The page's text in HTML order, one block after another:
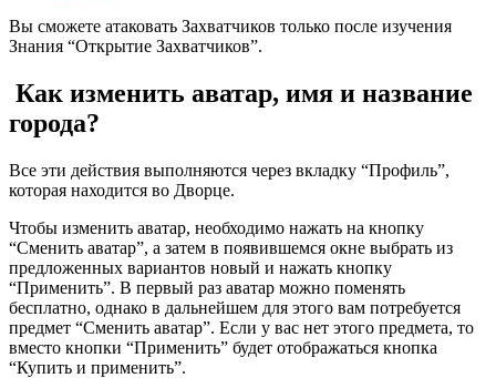
Вы сможете атаковать Захватчиков только после изучения
Знания “Открытие Захватчиков”.
Как изменить аватар, имя и название
города?
Все эти действия выполняются через вкладку “Профиль”,
которая находится во Дворце.
Чтобы изменить аватар, необходимо нажать на кнопку
“Сменить аватар”, а затем в появившемся окне выбрать из
предложенных вариантов новый и нажать кнопку
“Применить”. В первый раз аватар можно поменять
бесплатно, однако в дальнейшем для этого вам потребуется
предмет “Сменить аватар”. Если у вас нет этого предмета, то
вместо кнопки “Применить” будет отображаться кнопка
“Купить и применить”.